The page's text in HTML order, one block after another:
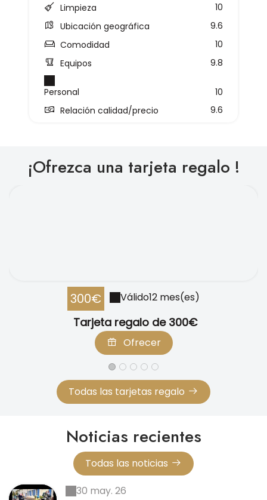
Limpieza
10
Ubicación geográfica
9.6
Comodidad
10
Equipos
9.8
Personal
10
Relación calidad/precio
9.6
¡Ofrezca una tarjeta regalo !
300€ Válido12 mes(es)
Tarjeta regalo de 300€
Ofrecer
Todas las tarjetas regalo
Noticias recientes
Todas las noticias
30 may. 26